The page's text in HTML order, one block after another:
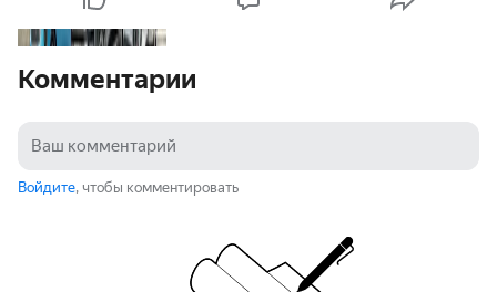
Комментарии
Войдите, чтобы комментировать